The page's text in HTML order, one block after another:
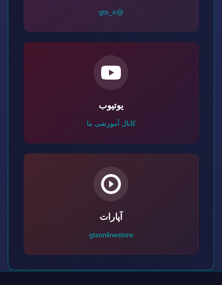
@gts_ir
یوتیوب
کانال آموزشی ما
آپارات
gtsonlinestore